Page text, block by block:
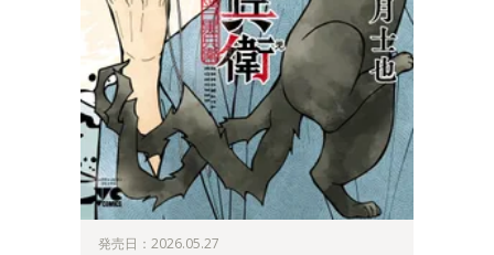
発売日：2026.05.27